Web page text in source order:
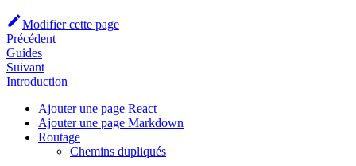
Modifier cette page
Précédent
Guides
Suivant
Introduction
Ajouter une page React
Ajouter une page Markdown
Routage
Chemins dupliqués